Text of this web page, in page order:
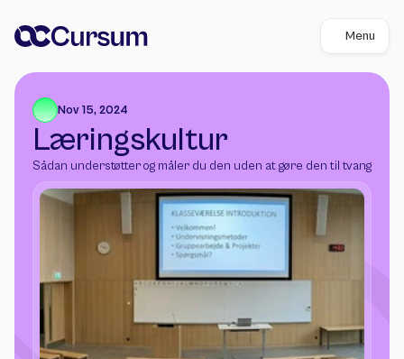
Nov 15, 2024
Læringskultur
Sådan understøtter og måler du den uden at gøre den til tvang
Menu